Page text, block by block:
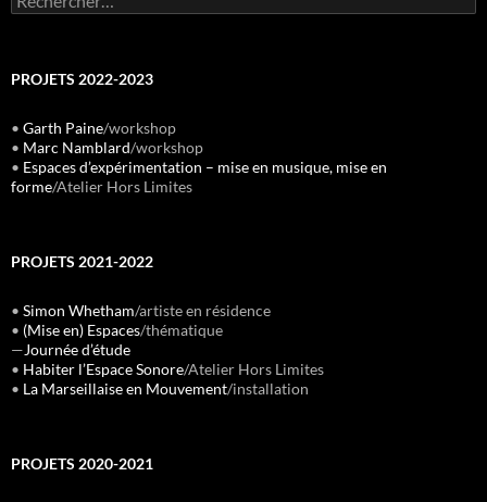
PROJETS 2022-2023
• Garth Paine/workshop
• Marc Namblard/workshop
• Espaces d’expérimentation – mise en musique, mise en
forme/Atelier Hors Limites
PROJETS 2021-2022
• Simon Whetham/artiste en résidence
• (Mise en) Espaces/thématique
—Journée d’étude
• Habiter l’Espace Sonore/Atelier Hors Limites
• La Marseillaise en Mouvement/installation
PROJETS 2020-2021